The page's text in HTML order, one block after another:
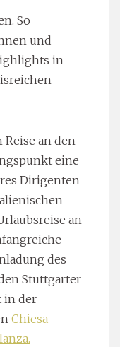
So
und
in
an den
eine
Dirigenten
an
des
Stuttgarter
in der
Chiesa